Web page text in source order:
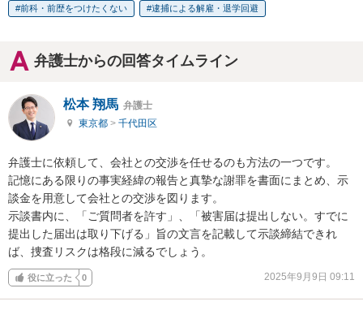
前科・前歴をつけたくない 逮捕による解雇・退学回避
弁護士からの回答タイムライン
松本 翔馬 弁護士
東京都 > 千代田区
弁護士に依頼して、会社との交渉を任せるのも方法の一つです。
記憶にある限りの事実経緯の報告と真摯な謝罪を書面にまとめ、示
談金を用意して会社との交渉を図ります。
示談書内に、「ご質問者を許す」、「被害届は提出しない。すでに
提出した届出は取り下げる」旨の文言を記載して示談締結できれ
ば、捜査リスクは格段に減るでしょう。
役に立った 0 2025年9月9日 09:11